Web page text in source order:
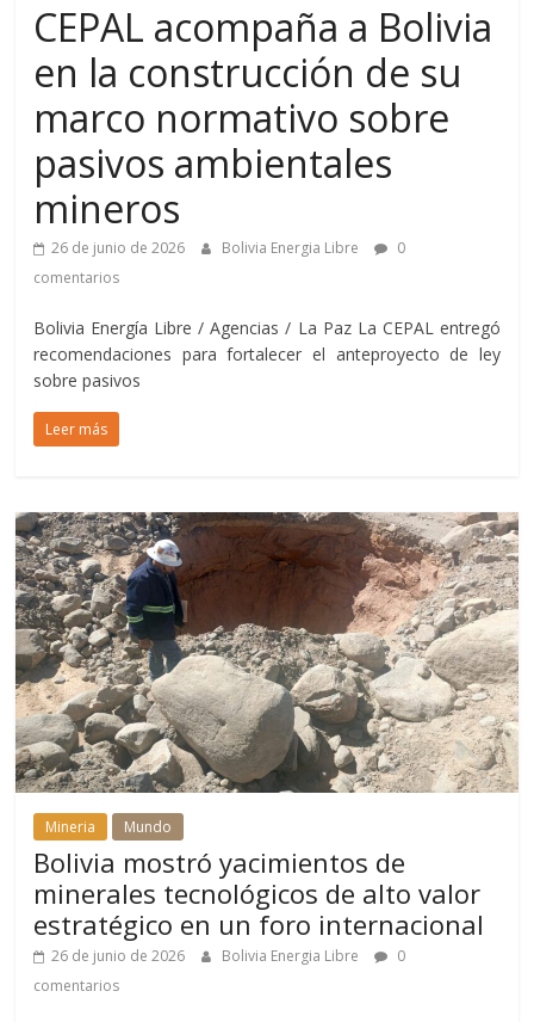
CEPAL acompaña a Bolivia
en la construcción de su
marco normativo sobre
pasivos ambientales
mineros
26 de junio de 2026 Bolivia Energia Libre
0
comentarios
Bolivia Energía Libre / Agencias / La Paz La CEPAL entregó
recomendaciones para fortalecer el anteproyecto de ley
sobre pasivos
Leer más
Mineria Mundo
Bolivia mostró yacimientos de
minerales tecnológicos de alto valor
estratégico en un foro internacional
26 de junio de 2026 Bolivia Energia Libre
0
comentarios